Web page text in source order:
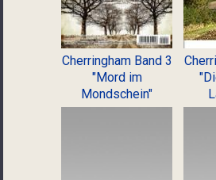
Cherringham Band 3
"Mord im
Mondschein"